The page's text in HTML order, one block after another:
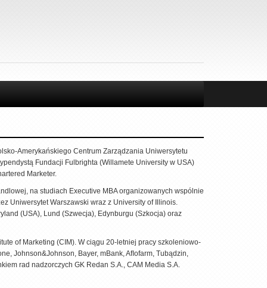
Amerykańskiego Centrum Zarządzania Uniwersytetu
Fundacji Fulbrighta (Willamete University w USA)
Marketer.
na studiach Executive MBA organizowanych wspólnie
Uniwersytet Warszawski wraz z University of Illinois.
(USA), Lund (Szwecja), Edynburgu (Szkocja) oraz
of Marketing (CIM). W ciągu 20-letniej pracy szkoleniowo-
Johnson&Johnson, Bayer, mBank, Aﬂofarm, Tubądzin,
rad nadzorczych GK Redan S.A., CAM Media S.A.